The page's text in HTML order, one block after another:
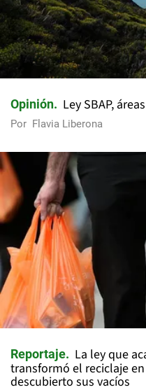
Opinión Ley SBAP,
Por Flavia Liberona
Reportaje
La ley que
transformó el reciclaje
descubierto sus vacíos